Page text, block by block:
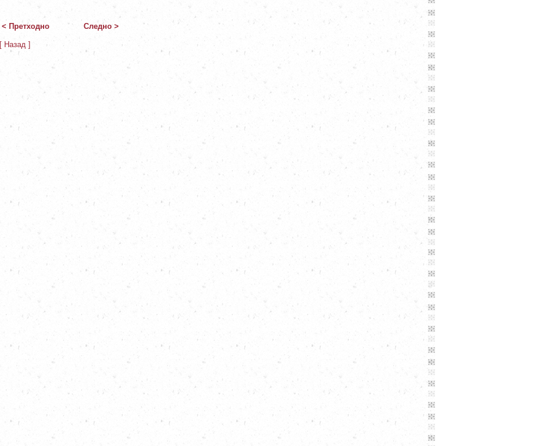
< Претходно Следно >
[ Назад ]